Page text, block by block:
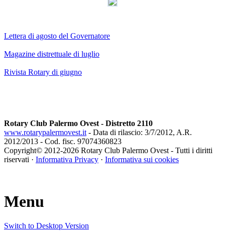
Lettera di agosto del Governatore
Magazine distrettuale di luglio
Rivista Rotary di giugno
Rotary Club Palermo Ovest - Distretto 2110
www.rotarypalermovest.it- Data di rilascio: 3/7/2012, A.R.
2012/2013 - Cod. fisc. 97074360823
Copyright© 2012-2026 Rotary Club Palermo Ovest - Tutti i diritti
riservati · Informativa Privacy · Informativa sui cookies
Menu
Switch to Desktop Version